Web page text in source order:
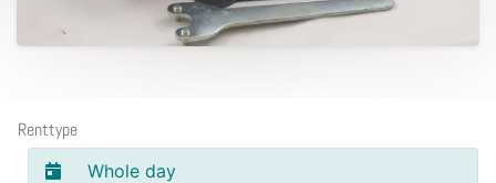
Renttype
Whole day